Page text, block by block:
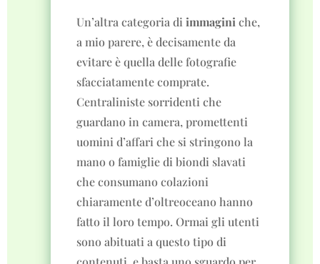
Un’altra categoria diimmagini che,
a mio parere, è decisamente da
evitare è quella delle fotografie
sfacciatamente comprate.
Centraliniste sorridenti che
guardano in camera, promettenti
uomini d’affari che si stringono la
mano o famiglie di biondi slavati
che consumano colazioni
chiaramente d’oltreoceano hanno
fatto il loro tempo. Ormai gli utenti
sono abituati a questo tipo di